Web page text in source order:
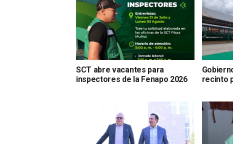
SCT abre vacantes para
inspectores de la Fenapo 2026
recinto